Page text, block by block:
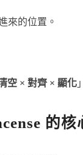
來的位置。
空 × 對齊 × 顯化
的核